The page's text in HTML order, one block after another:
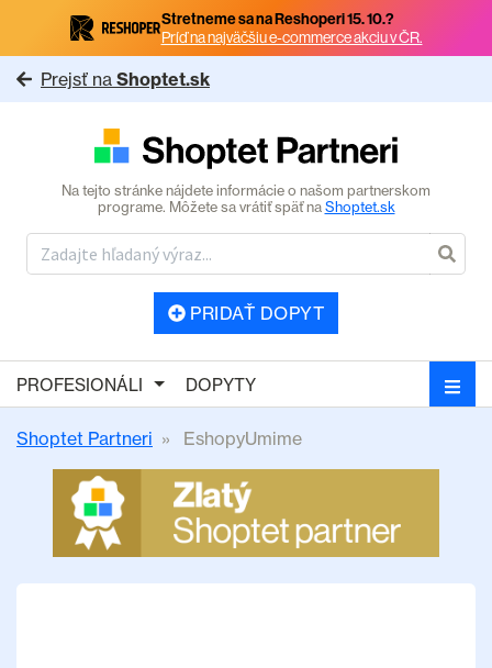
Stretneme sa na Reshoperi 15. 10.?
Príď na najväčšiu e-commerce akciu v ČR.
Prejsť na Shoptet.sk
Na tejto stránke nájdete informácie o našom partnerskom
programe. Môžete sa vrátiť späť naShoptet.sk
PRIDAŤ DOPYT
PROFESIONÁLI DOPYTY
Shoptet Partneri EshopyUmime